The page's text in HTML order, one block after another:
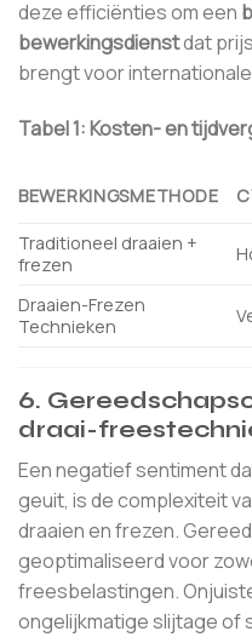
deze efficiënties om een
bewerkingsdienstdat
brengt voor
Tabel 1: Kosten- en
BEWERKINGSMETHODE
Traditioneel draaien +
frezen
Draaien-Frezen
Technieken
6.
draai-
Een negatief sentiment
geuit, is de complexiteit
draaien en frezen.
geoptimaliseerd voor
freesbelastingen.
ongelijkmatige slijtage of